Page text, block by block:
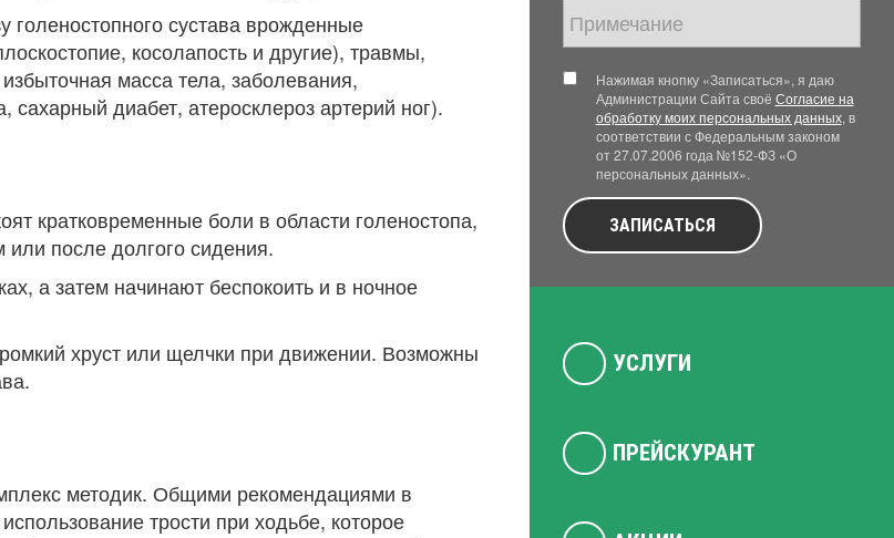
голеностопного сустава врожденные
косолапость и другие), травмы,
масса тела, заболевания,
диабет, атеросклероз артерий ног).
кратковременные боли в области голеностопа,
или после долгого сидения.
а затем начинают беспокоить и в ночное
хруст или щелчки при движении. Возможны
методик. Общими рекомендациями в
трости при ходьбе, которое
Нажимая кнопку «Записаться», я даю
Администрации Сайта своё Согласие на
обработку моих персональных данных, в
соответствии с Федеральным законом
от 27.07.2006 года №152-ФЗ «О
персональных данных».
ЗАПИСАТЬСЯ
УСЛУГИ
ПРЕЙСКУРАНТ